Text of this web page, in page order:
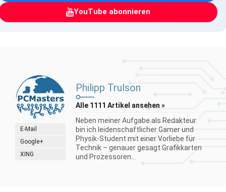
YouTube abonnieren
E-Mail
Google+
XING
Philipp Trulson
Alle 1111 Artikel ansehen »
Neben meiner Aufgabe als Redakteur
bin ich leidenschaftlicher Gamer und
Physik-Student mit einer Vorliebe für
Technik – genauer gesagt Grafikkarten
und Prozessoren...